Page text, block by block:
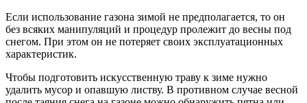
Если использование газона зимой не предполагается, то он
без всяких манипуляций и процедур пролежит до весны под
снегом. При этом он не потеряет своих эксплуатационных
характеристик.
Чтобы подготовить искусственную траву к зиме нужно
удалить мусор и опавшую листву. В противном случае весной